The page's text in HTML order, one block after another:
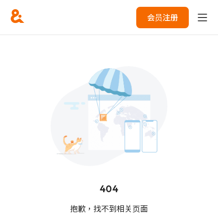
会员注册
404
抱歉，找不到相关页面